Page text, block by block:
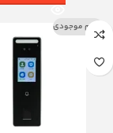
اتمام موجودی